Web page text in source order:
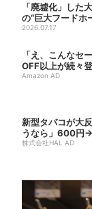
「廃墟化」した
の“巨大フードホ
実は、梅田ラン
2026.07.17
「え、こんなセ
OFF以上が続々
が...
Amazon AD
新型タバコが大
うなら」600円
株式会社HAL AD